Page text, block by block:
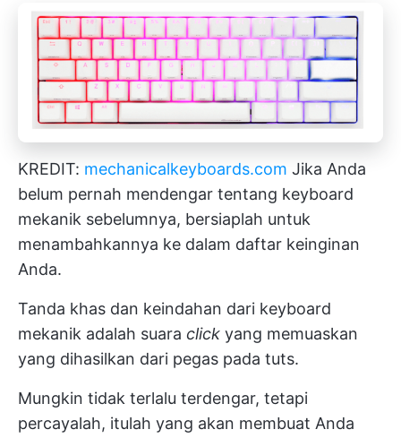
KREDIT: mechanicalkeyboards.com Jika Anda
belum pernah mendengar tentang keyboard
mekanik sebelumnya, bersiaplah untuk
menambahkannya ke dalam daftar keinginan
Anda.
Tanda khas dan keindahan dari keyboard
mekanik adalah suara click yang memuaskan
yang dihasilkan dari pegas pada tuts.
Mungkin tidak terlalu terdengar, tetapi
percayalah, itulah yang akan membuat Anda